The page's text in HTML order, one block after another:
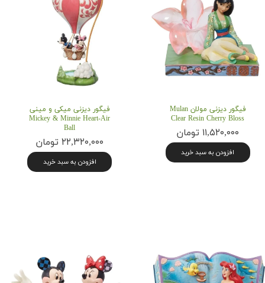
فیگور دیزنی مولان Mulan
Clear Resin Cherry Bloss
۱۱,۵۲۰,۰۰۰ تومان
افزودن به سبد خرید
فیگور دیزنی میکی و مینی
Mickey & Minnie Heart-Air
Ball
۲۲,۳۲۰,۰۰۰ تومان
افزودن به سبد خرید